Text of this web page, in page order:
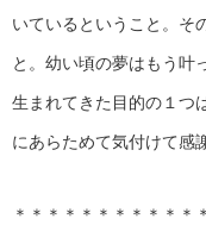
いているということ。そ
と。幼い頃の夢はもう叶
生まれてきた目的の１つ
にあらためて気付けて感
＊＊＊＊＊＊＊＊＊＊＊